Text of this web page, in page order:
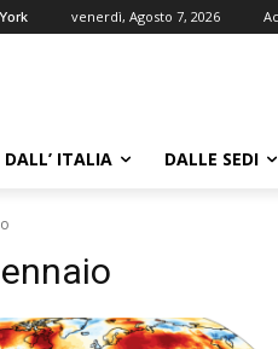
venerdì, Agosto 7, 2026
DALL’ ITALIA DALLE SEDI